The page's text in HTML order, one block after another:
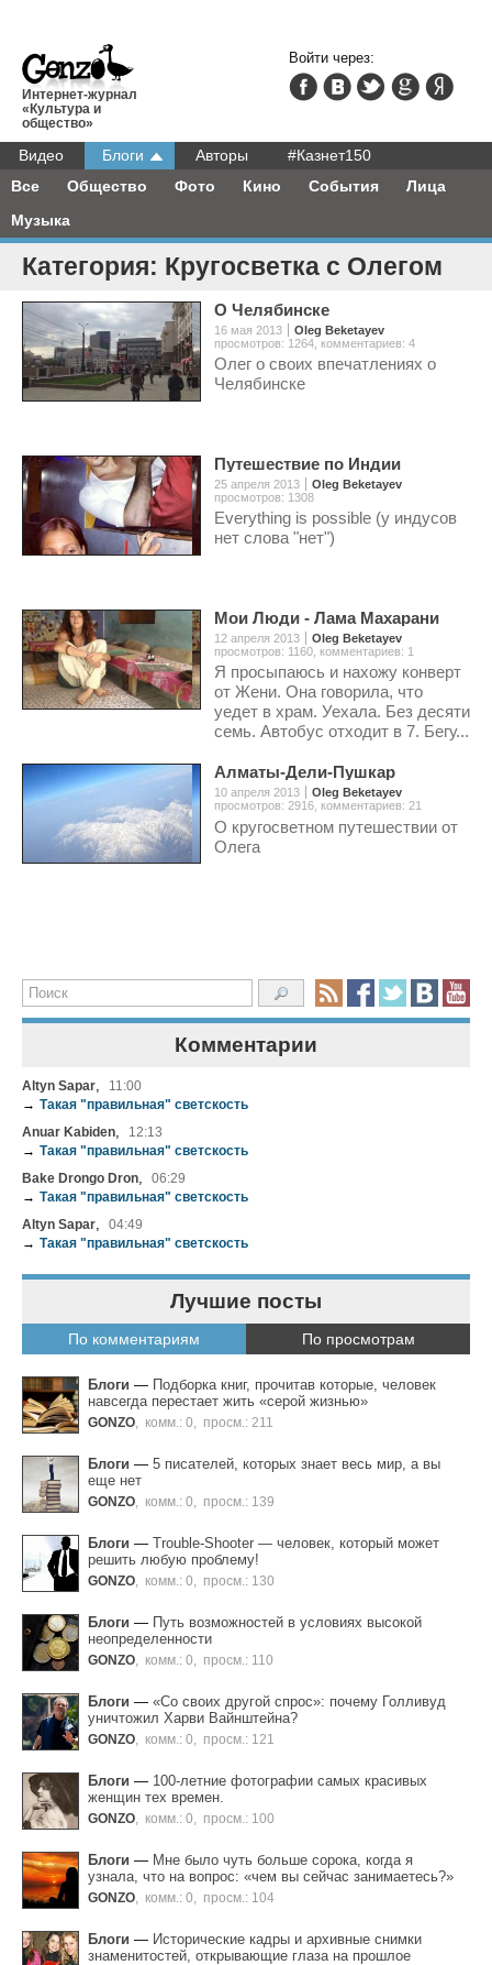
Интернет-журнал
«Культура и
общество»
Видео Блоги Авторы
#Казнет150
Все
Общество Фото Кино События
Лица
Музыка
Войти через:
Комментарии
Altyn Sapar
11:00
→ Такая "правильная" светскость
Anuar Kabiden
12:13
→ Такая "правильная" светскость
Bake Drongo Dron
06:29
→ Такая "правильная" светскость
Altyn Sapar
04:49
→ Такая "правильная" светскость
Лучшие посты
По комментариям По просмотрам
Блоги — Подборка книг, прочитав которые, человек
навсегда перестает жить «серой жизнью»
GONZO комм.: 0 просм.: 211
Блоги — 5 писателей, которых знает весь мир, а вы
еще нет
GONZO комм.: 0 просм.: 139
Блоги — Trouble-Shooter — человек, который может
решить любую проблему!
GONZO комм.: 0 просм.: 130
Блоги — Путь возможностей в условиях высокой
неопределенности
GONZO комм.: 0 просм.: 110
Блоги — «Со своих другой спрос»: почему Голливуд
уничтожил Харви Вайнштейна?
GONZO комм.: 0 просм.: 121
Блоги — 100-летние фотографии самых красивых
женщин тех времен.
GONZO комм.: 0 просм.: 100
Блоги — Мне было чуть больше сорока, когда я
узнала, что на вопрос: «чем вы сейчас занимаетесь?»
GONZO комм.: 0 просм.: 104
Блоги — Исторические кадры и архивные снимки
знаменитостей, открывающие глаза на прошлое
Категория: Кругосветка с Олегом
О Челябинске
16 мая 2013
Oleg Beketayev
просмотров: 1264, комментариев: 4
Олег о своих впечатлениях о
Челябинске
Путешествие по Индии
25 апреля 2013
Oleg Beketayev
просмотров: 1308
Everything is possible (у индусов
нет слова "нет")
Мои Люди - Лама Махарани
12 апреля 2013
Oleg Beketayev
просмотров: 1160, комментариев: 1
Я просыпаюсь и нахожу конверт
от Жени. Она говорила, что
уедет в храм. Уехала. Без десяти
семь. Автобус отходит в 7. Бегу...
Алматы-Дели-Пушкар
10 апреля 2013
Oleg Beketayev
просмотров: 2916, комментариев: 21
О кругосветном путешествии от
Олега